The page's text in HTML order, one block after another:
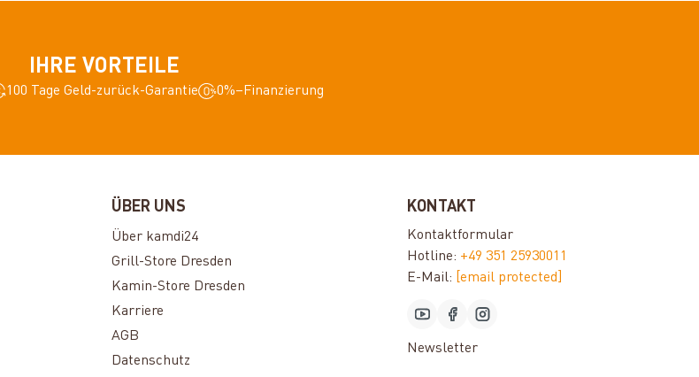
IHRE VORTEILE
100 Tage Geld-zurück-Garantie 0%–Finanzierung
ÜBER UNS
Über kamdi24
Grill-Store Dresden
Kamin-Store Dresden
Karriere
AGB
Datenschutz
KONTAKT
Kontaktformular
Hotline: +49 351 25930011
E-Mail:
[email protected]
Newsletter